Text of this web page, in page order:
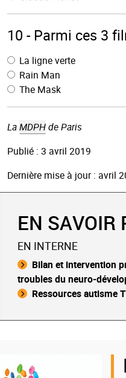
10 - Parmi ces 3
La ligne verte
Rain Man
The Mask
LaMDPHde Paris
Publié : 3 avril 2019
Dernière mise à jour : avril
EN SAVOIR
EN INTERNE
Bilan et intervention
troubles du neuro-
Ressources autisme
Logo